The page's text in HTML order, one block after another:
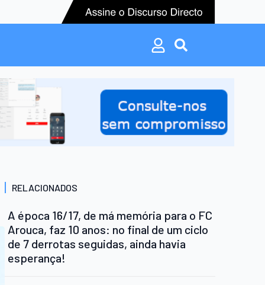
Search
Search
for:
RELACIONADOS
A época 16/17, de má memória para o FC
Arouca, faz 10 anos: no final de um ciclo
de 7 derrotas seguidas, ainda havia
esperança!